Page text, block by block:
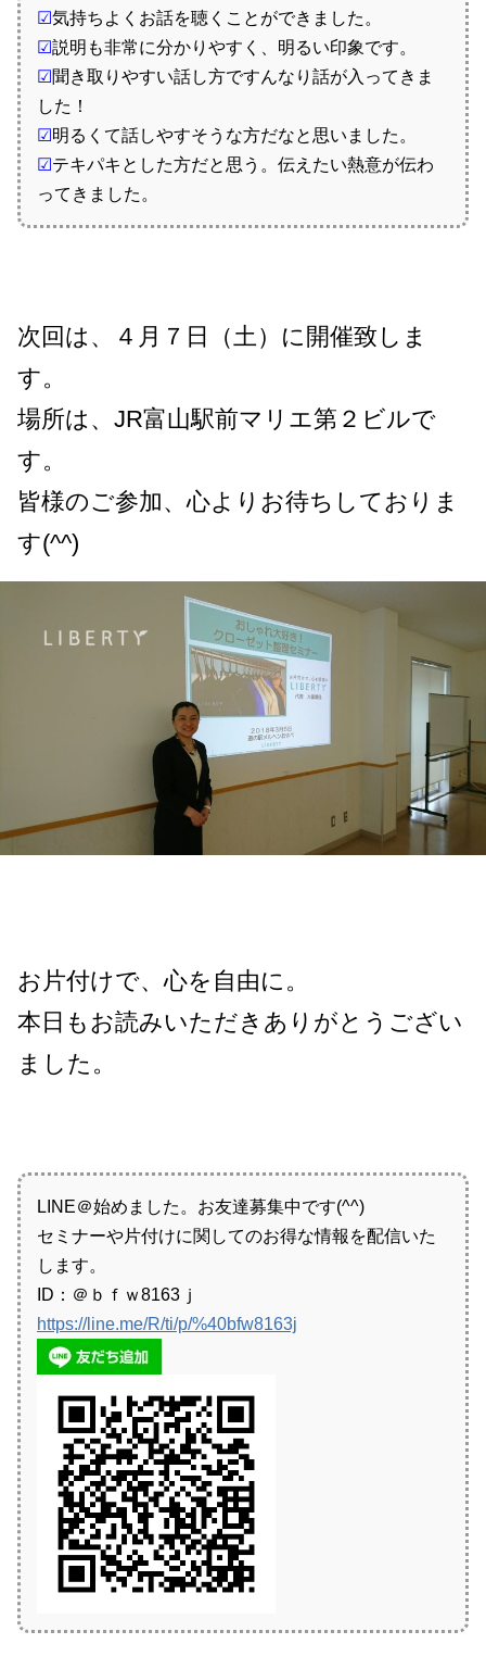
☑気持ちよくお話を聴くことができました。
☑説明も非常に分かりやすく、明るい印象です。
☑聞き取りやすい話し方ですんなり話が入ってきま
した！
☑明るくて話しやすそうな方だなと思いました。
☑テキパキとした方だと思う。伝えたい熱意が伝わ
ってきました。
次回は、４月７日（土）に開催致しま
す。
場所は、JR富山駅前マリエ第２ビルで
す。
皆様のご参加、心よりお待ちしておりま
す(^^)
お片付けで、心を自由に。
本日もお読みいただきありがとうござい
ました。
LINE＠始めました。 お友達募集中です(^^)
セミナーや片付けに関してのお得な情報を配信いた
します。
ID：＠ｂｆｗ8163ｊ
https://line.me/R/ti/p/%40bfw8163j